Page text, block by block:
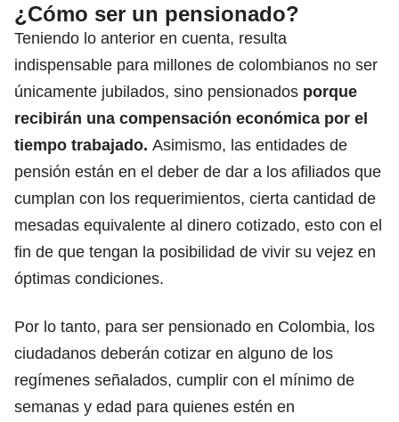
¿Cómo ser un pensionado?
Teniendo lo anterior en cuenta, resulta
indispensable para millones de colombianos no ser
únicamente jubilados, sino pensionados porque
recibirán una compensación económica por el
tiempo trabajado. Asimismo, las entidades de
pensión están en el deber de dar a los afiliados que
cumplan con los requerimientos, cierta cantidad de
mesadas equivalente al dinero cotizado, esto con el
fin de que tengan la posibilidad de vivir su vejez en
óptimas condiciones.
Por lo tanto, para ser pensionado en Colombia, los
ciudadanos deberán cotizar en alguno de los
regímenes señalados, cumplir con el mínimo de
semanas y edad para quienes estén en